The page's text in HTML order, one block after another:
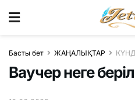
Басты бет ЖАҢАЛЫҚТАР
Ваучер неге